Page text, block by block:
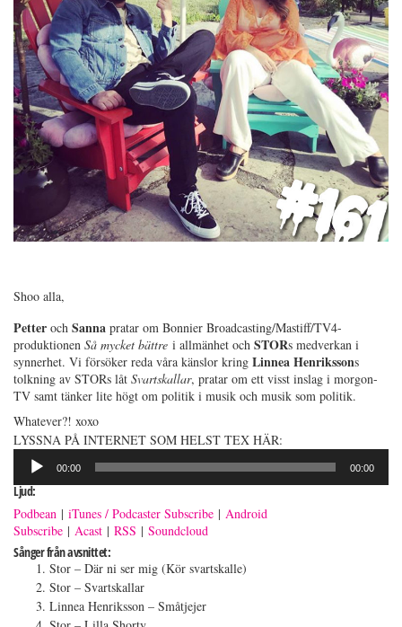
Shoo alla,
Petter och Sanna pratar om Bonnier Broadcasting/Mastiff/TV4-
produktionen Så mycket bättre i allmänhet och STORs medverkan i
synnerhet. Vi försöker reda våra känslor kring Linnea Henrikssons
tolkning av STORs låt Svartskallar, pratar om ett visst inslag i morgon-
TV samt tänker lite högt om politik i musik och musik som politik.
Whatever?! xoxo
LYSSNA PÅ INTERNET SOM HELST TEX HÄR:
Ljudspelare
00:00 00:00
Ljud:
Podbean | iTunes / Podcaster Subscribe | Android
Subscribe | Acast | RSS | Soundcloud
Sånger från avsnittet:
Stor – Där ni ser mig (Kör svartskalle)
Stor – Svartskallar
Linnea Henriksson – Småtjejer